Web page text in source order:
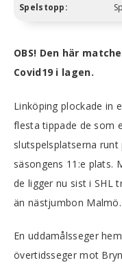
Spelstopp:
OBS! Den här
Covid19 i lagen.
Linköping plockade in
flesta tippade de som
slutspelsplatserna
säsongens 11:e plats.
de ligger nu sist i SHL
än nästjumbon Malmö.
En uddamålsseger
övertidsseger mot